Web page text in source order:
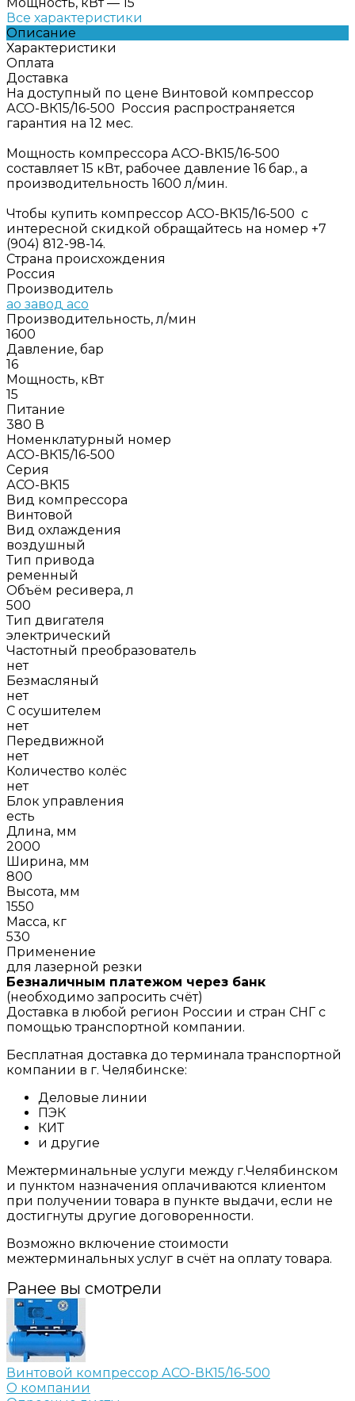
Все характеристики
Описание
Характеристики
Оплата
Доставка
На доступный по цене Винтовой компрессор
АСО-ВК15/16-500 Россия распространяется
гарантия на 12 мес.
Мощность компрессора АСО-ВК15/16-500
составляет 15 кВт, рабочее давление 16 бар., а
производительность 1600 л/мин.
Чтобы купить компрессор АСО-ВК15/16-500 с
интересной скидкой обращайтесь на номер +7
(904) 812-98-14.
Страна происхождения
Россия
Производитель
ао завод асо
Производительность, л/мин
1600
Давление, бар
16
Мощность, кВт
15
Питание
380 В
Номенклатурный номер
АСО-ВК15/16-500
Серия
АСО-ВК15
Вид компрессора
Винтовой
Вид охлаждения
воздушный
Тип привода
ременный
Объём ресивера, л
500
Тип двигателя
электрический
Частотный преобразователь
нет
Безмасляный
нет
С осушителем
нет
Передвижной
нет
Количество колёс
нет
Блок управления
есть
Длина, мм
2000
Ширина, мм
800
Высота, мм
1550
Масса, кг
530
Применение
для лазерной резки
Безналичным платежом через банк
(необходимо запросить счёт)
Доставка в любой регион России и стран СНГ с
помощью транспортной компании.
Бесплатная доставка до терминала транспортной
компании в г. Челябинске:
Деловые линии
ПЭК
КИТ
и другие
Межтерминальные услуги между г.Челябинском
и пунктом назначения оплачиваются клиентом
при получении товара в пункте выдачи, если не
достигнуты другие договоренности.
Возможно включение стоимости
межтерминальных услуг в счёт на оплату товара.
Ранее вы смотрели
Винтовой компрессор АСО-ВК15/16-500
О компании